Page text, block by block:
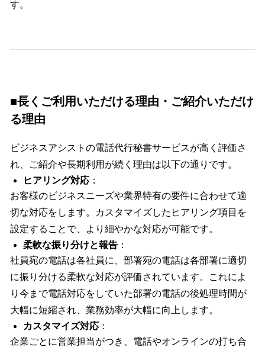
す。
■長くご利用いただける理由・ご紹介いただけ
る理由
ビジネスアシストの電話代行秘書サービスが高く評価さ
れ、ご紹介や長期利用が続く理由は以下の通りです。
ヒアリング対応 ：
お客様のビジネスニーズや業界特有の要件に合わせて適
切な対応をします。カスタマイズしたヒアリング項目を
設定することで、より細やかな対応が可能です。
柔軟な振り分けと報告 ：
社員宛の電話は各社員に、部署宛の電話は各部署に適切
に振り分ける柔軟な対応が評価されています。これによ
り今まで電話対応をしていた部署の電話の後処理時間が
大幅に短縮され、業務効率が大幅に向上します。
カスタマイズ対応 ：
企業ごとに営業担当がつき、電話やオンラインの打ち合